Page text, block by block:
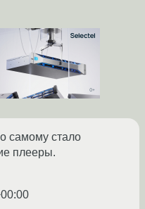
самому стало
плееры.